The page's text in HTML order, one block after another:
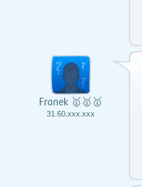
Franek 🥇🥇🥇
31.60.xxx.xxx